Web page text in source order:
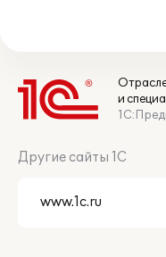
и
Другие сайты 1С